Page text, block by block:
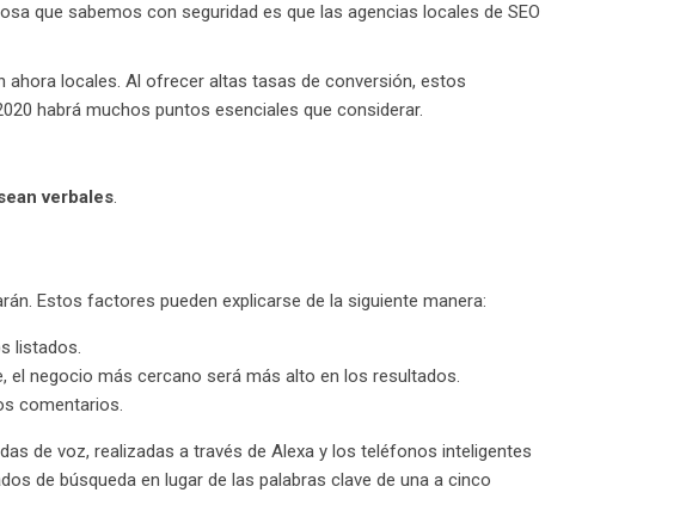
que sabemos con seguridad es que las agencias locales de SEO
ahora locales. Al ofrecer altas tasas de conversión, estos
habrá muchos puntos esenciales que considerar.
verbales.
Estos factores pueden explicarse de la siguiente manera:
listados.
el negocio más cercano será más alto en los resultados.
comentarios.
de voz, realizadas a través de Alexa y los teléfonos inteligentes
de búsqueda en lugar de las palabras clave de una a cinco